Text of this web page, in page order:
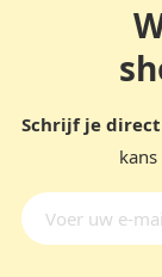
Schrijf je